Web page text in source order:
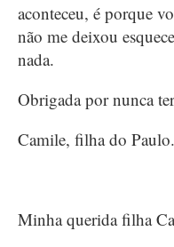
aconteceu, é porque
não me deixou
nada.
Obrigada por nunca
Camile, filha do Paulo.
Minha querida filha